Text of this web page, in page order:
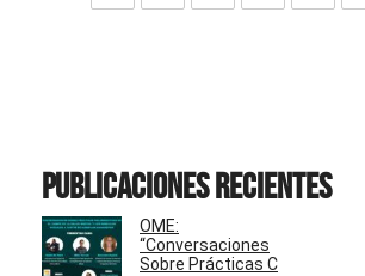
Publicaciones recientes
OME:
“Conversaciones
Sobre Prácticas C